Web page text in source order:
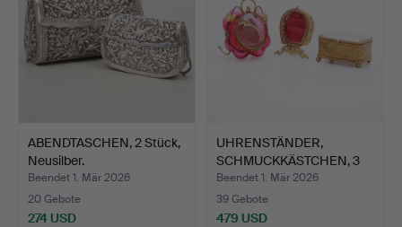
ABENDTASCHEN, 2 Stück,
Neusilber.
Beendet 1. Mär 2026
20 Gebote
274 USD
UHRENSTÄNDER,
SCHMUCKKÄSTCHEN, 3
Stück, Gl…
Beendet 1. Mär 2026
39 Gebote
479 USD